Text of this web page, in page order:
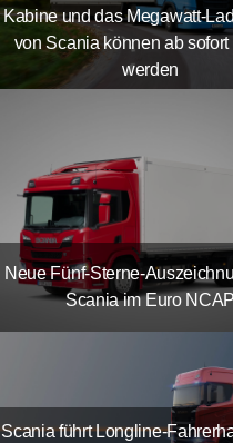
Kabine und das Megawatt-
von Scania können ab sofort
werden
Neue Fünf-Sterne-
Scania im Euro NCAP
Scania führt Longline-